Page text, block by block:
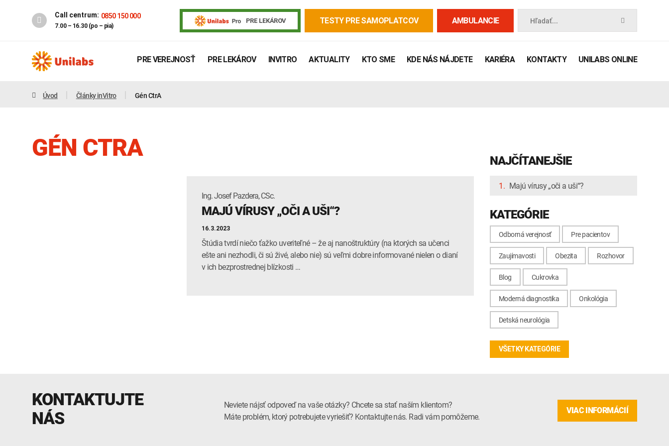
Call centrum: 0850 150 000
7.00 – 16.30 (po – pia)
PRE LEKÁROV TESTY PRE SAMOPLATCOV AMBULANCIE Hľadať...
INTOLERANCIA POTRAVÍN Lymská borelióza Human papillomavirus (HPV)
PRE VEREJNOSŤ PRE LEKÁROV INVITRO AKTUALITY KTO SME KDE NÁS NÁJDETE KARIÉRA KONTAKTY UNILABS ONLINE
Úvod Články inVitro Gén CtrA
GÉN CTRA
Ing. Josef Pazdera, CSc.
MAJÚ VÍRUSY „OČI A UŠI“?
16.3.2023
Štúdia tvrdí niečo ťažko uveriteľné – že aj nanoštruktúry (na ktorých sa učenci
ešte ani nezhodli, či sú živé, alebo nie) sú veľmi dobre informované nielen o dianí
v ich bezprostrednej blízkosti …
NAJČÍTANEJŠIE
1. Majú vírusy „oči a uši“?
KATEGÓRIE
Odborná verejnosť Pre pacientov
Zaujímavosti Obezita Rozhovor
Blog Cukrovka
Moderná diagnostika Onkológia
Detská neurológia
VŠETKY KATEGÓRIE
KONTAKTUJTE
NÁS
Neviete nájsť odpoveď na vaše otázky? Chcete sa stať naším klientom?
Máte problém, ktorý potrebujete vyriešiť? Kontaktujte nás. Radi vám pomôžeme.
VIAC INFORMÁCIÍ